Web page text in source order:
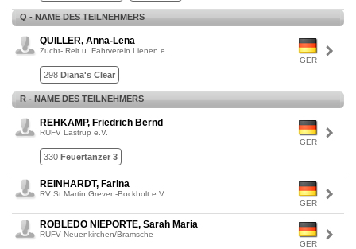
Q - NAME DES TEILNEHMERS
GER
QUILLER, Anna-Lena
Zucht-,Reit u. Fahrverein Lienen e.
298 Diana's Clear
R - NAME DES TEILNEHMERS
GER
REHKAMP, Friedrich Bernd
RUFV Lastrup e.V.
330 Feuertänzer 3
GER
REINHARDT, Farina
RV St.Martin Greven-Bockholt e.V.
GER
ROBLEDO NIEPORTE, Sarah Maria
RUFV Neuenkirchen/Bramsche